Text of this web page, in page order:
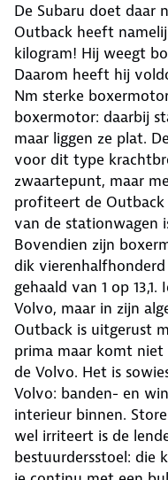
De Subaru doet daar
Outback heeft
kilogram! Hij weegt
Daarom heeft hij
Nm sterke
boxermotor: daarbij
maar liggen ze plat.
voor dit type
zwaartepunt, maar
profiteert de
van de stationwagen
Bovendien zijn
dik
gehaald van 1 op
Volvo, maar in zijn
Outback is uitgerust
prima maar komt
de Volvo. Het is
Volvo: banden- en
interieur binnen.
wel irriteert is de
bestuurdersstoel: die